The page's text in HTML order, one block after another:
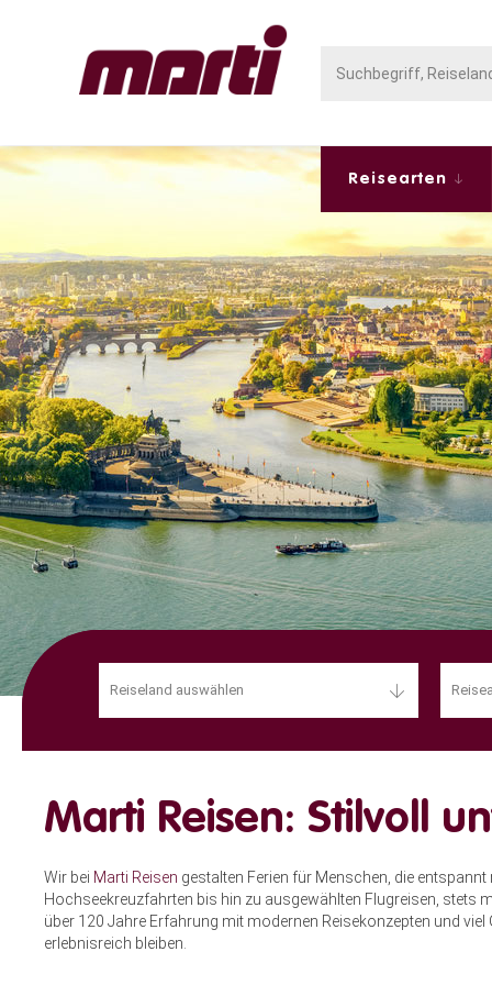
Reisearten
Reiseland auswählen
Marti Reisen: Stilvoll
Wir bei Marti Reisen gestalten Ferien für Menschen, die
Hochseekreuzfahrten bis hin zu ausgewählten Flugreisen, stets
über 120 Jahre Erfahrung mit modernen Reisekonzepten und
erlebnisreich bleiben.